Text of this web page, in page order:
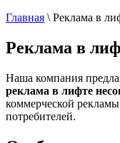
Главная \ Реклама в
Реклама в
Наша компания
реклама в лифте
коммерческой
потребителей.